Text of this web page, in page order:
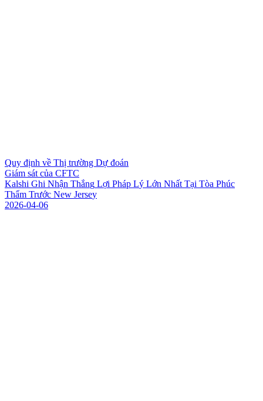
Quy định về Thị trường Dự đoán
Giám sát của CFTC
Kalshi Ghi Nhận Thắng Lợi Pháp Lý Lớn Nhất Tại Tòa Phúc
Thẩm Trước New Jersey
2026-04-06